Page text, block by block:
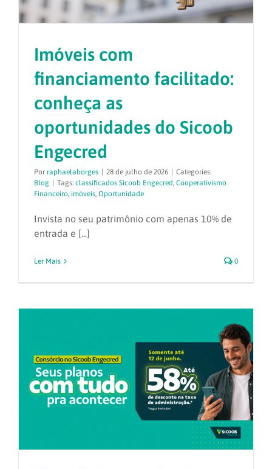
Imóveis com
financiamento facilitado:
conheça as
oportunidades do Sicoob
Engecred
Por raphaelaborges | 28 de julho de 2026 | Categories:
Blog | Tags: classificados Sicoob Engecred, Cooperativismo
Financeiro, imóveis, Oportunidade
Invista no seu patrimônio com apenas 10% de
entrada e [...]
Ler Mais 0